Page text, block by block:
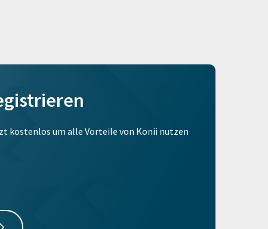
kostenlos um alle Vorteile von Konii nutzen